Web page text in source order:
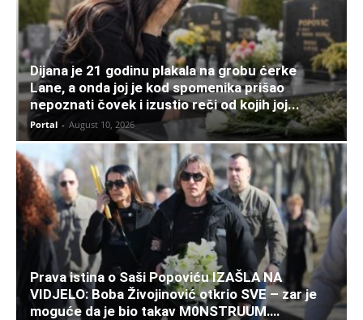
Dijana je 21 godinu plakala na grobu ćerke
Lane, a onda joj je kod spomenika prišao
nepoznati čovek i izustio reči od kojih joj...
Portal - August 10, 2026
Prava istina o Saši Popoviću IZAŠLA NA
VIDJELO: Boba Živojinović otkrio SVE – zar je
moguće da je bio takav M0NSTRUUM….